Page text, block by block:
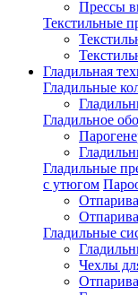
Прессы
Текстильные
Гладильная
Гладильные
Гладильное
Гладильные
с утюгом
Гладильные
Чехлы